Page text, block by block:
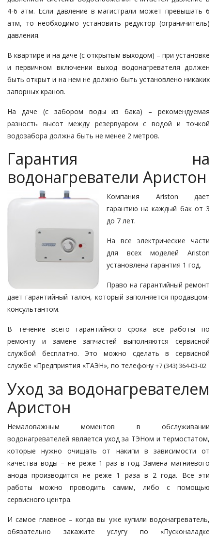
4-6 атм. Если давление в магистрали может превышать 6
атм, то необходимо установить редуктор (ограничитель)
давления.
В квартире и на даче (с открытым выходом) – при установке
и первичном включении выход водонагревателя должен
быть открыт и на нем не должно быть установлено никаких
запорных кранов.
На даче (с забором воды из бака) – рекомендуемая
разность высот между резервуаром с водой и точкой
водозабора должна быть не менее 2 метров.
Гарантия на
водонагреватели Аристон
Компания Ariston дает
гарантию на каждый бак от 3
до 7 лет.
На все электрические части
для всех моделей Ariston
установлена гарантия 1 год.
Право на гарантийный ремонт
дает гарантийный талон, который заполняется продавцом-
консультантом.
В течение всего гарантийного срока все работы по
ремонту и замене запчастей выполняются сервисной
службой бесплатно. Это можно сделать в сервисной
службе «Предприятия «ТАЭН», по телефону +7 (343) 364-03-02
Уход за водонагревателем
Аристон
Немаловажным моментов в обслуживании
водонагревателей является уход за ТЭНом и термостатом,
которые нужно очищать от накипи в зависимости от
качества воды – не реже 1 раз в год. Замена магниевого
анода производится не реже 1 раза в 2 года. Все эти
работы можно проводить самим, либо с помощью
сервисного центра.
И самое главное – когда вы уже купили водонагреватель,
обязательно закажите услугу по «Пусконаладке